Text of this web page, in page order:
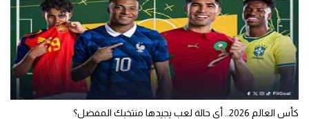
كأس العالم 2026.. أي حالة لعب يجيدها منتخبك المفضل؟